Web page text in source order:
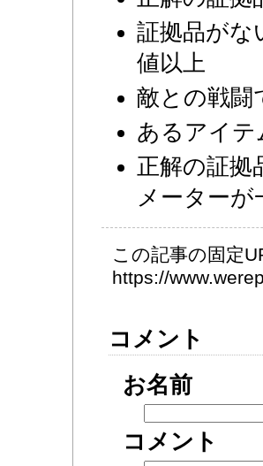
証拠品がな
値以上
敵との戦闘
あるアイテ
正解の証拠
メーターが
この記事の固定
https://
コメント
お名前
コメント